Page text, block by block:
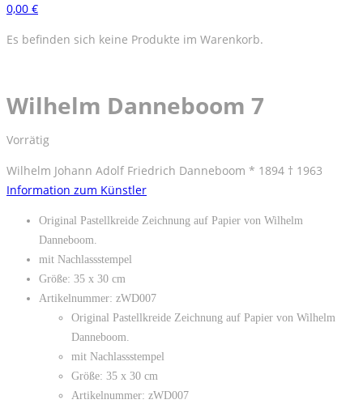
0,00 €
Es befinden sich keine Produkte im Warenkorb.
Wilhelm Danneboom 7
Vorrätig
Wilhelm Johann Adolf Friedrich Danneboom * 1894 † 1963
Information zum Künstler
Original Pastellkreide Zeichnung auf Papier von Wilhelm
Danneboom.
mit Nachlassstempel
Größe: 35 x 30 cm
Artikelnummer: zWD007
Original Pastellkreide Zeichnung auf Papier von Wilhelm
Danneboom.
mit Nachlassstempel
Größe: 35 x 30 cm
Artikelnummer: zWD007